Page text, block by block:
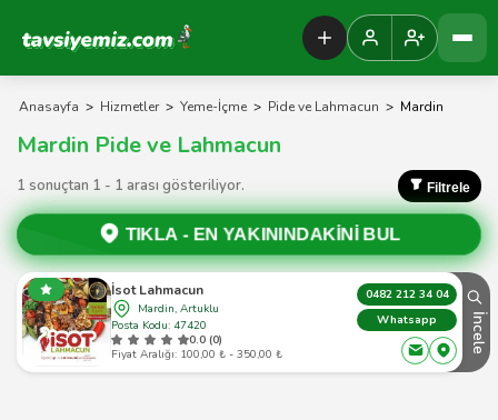
Tavsiyemiz Anasayfa
Anasayfa > Hizmetler > Yeme-İçme > Pide ve Lahmacun > Mardin
Mardin Pide ve Lahmacun
1 sonuçtan 1 - 1 arası gösteriliyor. Filtrele
TIKLA - EN YAKININDAKİNİ BUL
İsot Lahmacun
Mardin, Artuklu
Posta Kodu: 47420
0.0 (0)
Fiyat Aralığı: 100,00 ₺ - 350,00 ₺
0482 212 34 04
Whatsapp
İncele